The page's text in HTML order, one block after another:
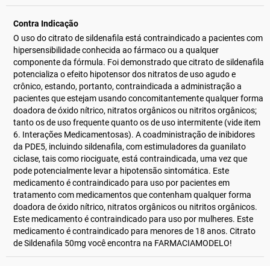
Contra Indicação
O uso do citrato de sildenafila está contraindicado a pacientes com
hipersensibilidade conhecida ao fármaco ou a qualquer
componente da fórmula. Foi demonstrado que citrato de sildenafila
potencializa o efeito hipotensor dos nitratos de uso agudo e
crônico, estando, portanto, contraindicada a administração a
pacientes que estejam usando concomitantemente qualquer forma
doadora de óxido nítrico, nitratos orgânicos ou nitritos orgânicos;
tanto os de uso frequente quanto os de uso intermitente (vide item
6. Interações Medicamentosas). A coadministração de inibidores
da PDE5, incluindo sildenafila, com estimuladores da guanilato
ciclase, tais como riociguate, está contraindicada, uma vez que
pode potencialmente levar a hipotensão sintomática. Este
medicamento é contraindicado para uso por pacientes em
tratamento com medicamentos que contenham qualquer forma
doadora de óxido nítrico, nitratos orgânicos ou nitritos orgânicos.
Este medicamento é contraindicado para uso por mulheres. Este
medicamento é contraindicado para menores de 18 anos. Citrato
de Sildenafila 50mg você encontra na FARMACIAMODELO!